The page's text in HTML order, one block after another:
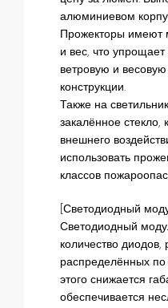
алюминиевом
Прожекторы имеют
и вес, что
ветровую и
конструкции.
Также на
закалённое стекло,
внешнего
использовать
классов
[Светодиодный
Светодиодный
количество
распределённых
этого снижается
обеспечивается